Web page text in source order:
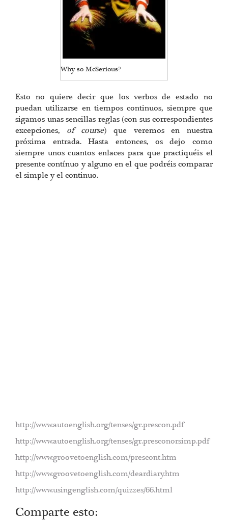
Why so McSerious?
Esto no quiere decir que los verbos de estado no
puedan utilizarse en tiempos continuos, siempre que
sigamos unas sencillas reglas (con sus correspondientes
excepciones, of course) que veremos en nuestra
próxima entrada. Hasta entonces, os dejo como
siempre unos cuantos enlaces para que practiquéis el
presente contínuo y alguno en el que podréis comparar
el simple y el continuo.
http://www.autoenglish.org/tenses/gr.prescon.pdf
http://www.autoenglish.org/tenses/gr.presconorsimp.pdf
http://www.groovetoenglish.com/prescont.htm
http://www.groovetoenglish.com/deardiary.htm
http://www.usingenglish.com/quizzes/66.html
Comparte esto: